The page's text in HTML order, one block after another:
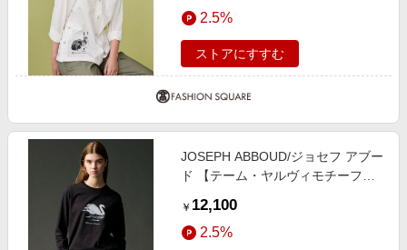
2.5%
ストアにすすむ
JOSEPH ABBOUD/ジョセフ アブー
ド 【テーム・ヤルヴィモチーフ】
ブラック×スワン M
￥ 12,100
2.5%